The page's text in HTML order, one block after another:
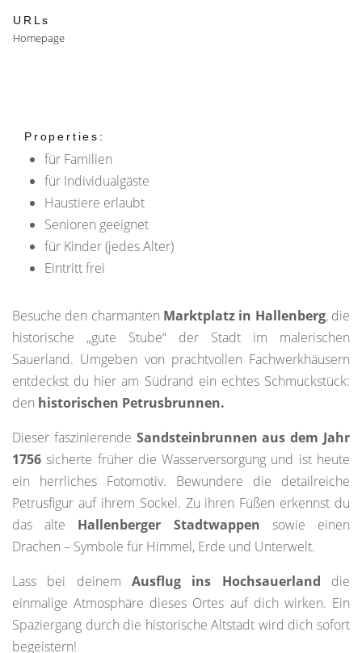
URLs
Homepage
Properties:
für Familien
für Individualgäste
Haustiere erlaubt
Senioren geeignet
für Kinder (jedes Alter)
Eintritt frei
Besuche den charmanten Marktplatz in Hallenberg, die
historische „gute Stube“ der Stadt im malerischen
Sauerland. Umgeben von prachtvollen Fachwerkhäusern
entdeckst du hier am Südrand ein echtes Schmuckstück:
den historischen Petrusbrunnen.
Dieser faszinierende Sandsteinbrunnen aus dem Jahr
1756 sicherte früher die Wasserversorgung und ist heute
ein herrliches Fotomotiv. Bewundere die detailreiche
Petrusfigur auf ihrem Sockel. Zu ihren Füßen erkennst du
das alte Hallenberger Stadtwappen sowie einen
Drachen – Symbole für Himmel, Erde und Unterwelt.
Lass bei deinem Ausflug ins Hochsauerland die
einmalige Atmosphäre dieses Ortes auf dich wirken. Ein
Spaziergang durch die historische Altstadt wird dich sofort
begeistern!